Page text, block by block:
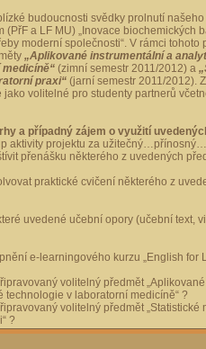
budoucnosti svědky prolnutí
(PřF a LF MU) „Inovace biochemických
moderní společnosti“. V rámci tohoto
„Aplikované instrumentální a
(zimní semestr 2011/2012) a
praxi“ (jarní semestr 2011/2012).
jako volitelné pro studenty partnerů
a případný zájem o využití
aktivity projektu za
přenášku některého z uvedených
praktické cvičení některého z
uvedené učební opory (učební text,
e-learningového kurzu „English for
volitelný předmět „Aplikované
technologie v laboratorní medicíně“ ?
volitelný předmět „Statistické
?